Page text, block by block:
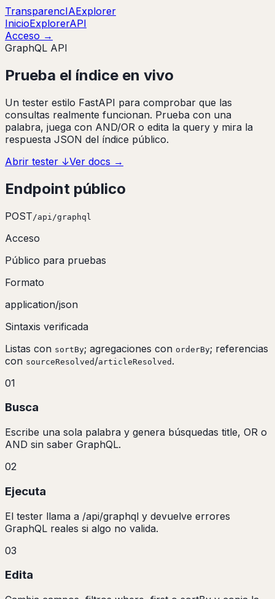
TransparencIAExplorer
InicioExplorerAPI
Acceso →
GraphQL API
Prueba el índice en vivo
Un tester estilo FastAPI para comprobar que las
consultas realmente funcionan. Prueba con una
palabra, juega con AND/OR o edita la query y mira la
respuesta JSON del índice público.
Abrir tester ↓Ver docs →
Endpoint público
POST /api/graphql
Acceso
Público para pruebas
Formato
application/json
Sintaxis verificada
Listas con sortBy; agregaciones con orderBy; referencias
con sourceResolved /articleResolved .
01
Busca
Escribe una sola palabra y genera búsquedas title, OR o
AND sin saber GraphQL.
02
Ejecuta
El tester llama a /api/graphql y devuelve errores
GraphQL reales si algo no valida.
03
Edita